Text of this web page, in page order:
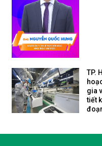
TP.
gia
tiết